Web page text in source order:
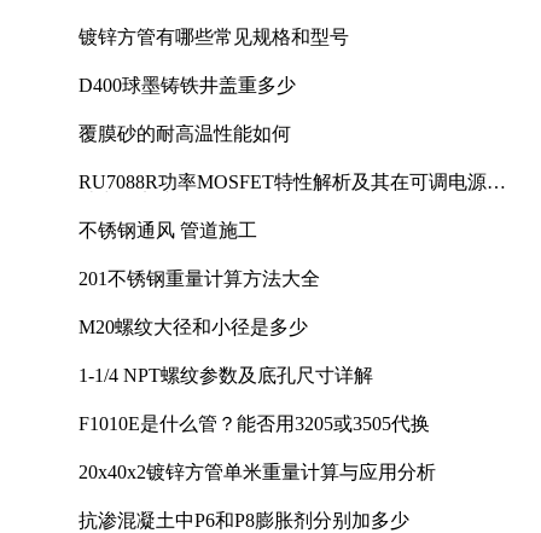
镀锌方管有哪些常见规格和型号
D400球墨铸铁井盖重多少
覆膜砂的耐高温性能如何
RU7088R功率MOSFET特性解析及其在可调电源设
不锈钢通风 管道施工
201不锈钢重量计算方法大全
M20螺纹大径和小径是多少
1-1/4 NPT螺纹参数及底孔尺寸详解
F1010E是什么管？能否用3205或3505代换
20x40x2镀锌方管单米重量计算与应用分析
抗渗混凝土中P6和P8膨胀剂分别加多少